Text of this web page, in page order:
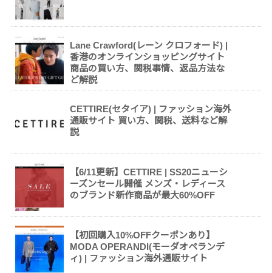
Lane Crawford(レーン クロフォード) |
香港のオンラインショッピングサイト
商品の買い方、関税事情、返品方法な
ど解説
CETTIRE(セタイア) | ファッション海外
通販サイト 買い方、関税、送料など解
説
【6/11更新】CETTIRE | SS20ニューシ
ーズンセール開催 メンズ・レディース
のブランド新作商品が最大60%OFF
【初回購入10%OFFクーポンあり】
MODA OPERANDI(モーダオペランデ
ィ) | ファッション海外通販サイト